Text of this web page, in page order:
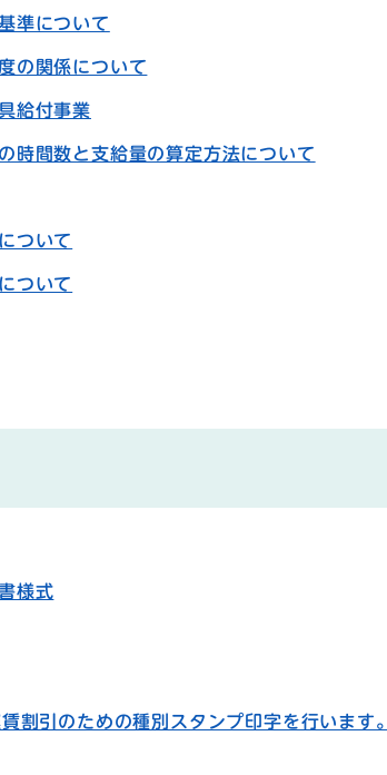
準について
の関係について
給付事業
時間数と支給量の算定方法について
ついて
ついて
様式
割引のための種別スタンプ印字を行います。